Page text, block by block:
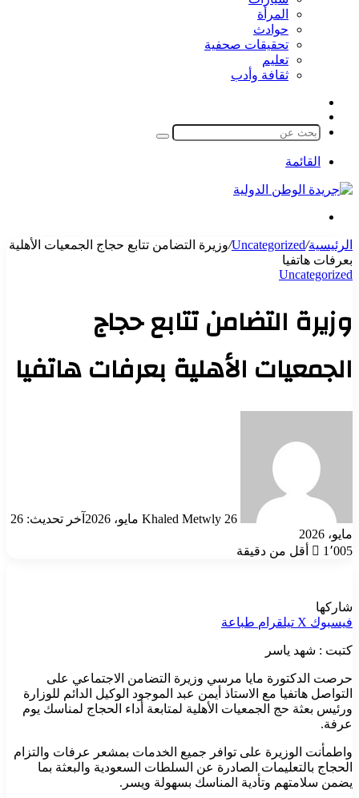
المرأة
حوادث
تحقيقات صحفية
تعليم
ثقافة وأدب
المظلم
بحث
القائمة
الرئيسية/
Uncategorized
/وزيرة التضامن تتابع حجاج الجمعيات الأهلية
بعرفات هاتفيا
Uncategorized
وزيرة التضامن تتابع حجاج
الجمعيات الأهلية بعرفات هاتفيا
Khaled Metwly 26 مايو، 2026
آخر تحديث: 26
مايو، 2026
1٬005
أقل من دقيقة
شاركها
فيسبوك ‫X تيلقرام طباعة
كتبت : شهد ياسر
حرصت الدكتورة مايا مرسي وزيرة التضامن الاجتماعي على
التواصل هاتفيا مع الاستاذ أيمن عبد الموجود الوكيل الدائم للوزارة
ورئيس بعثة حج الجمعيات الأهلية لمتابعة أداء الحجاج لمناسك يوم
عرفة.
واطمأنت الوزيرة على توافر جميع الخدمات بمشعر عرفات والتزام
الحجاج بالتعليمات الصادرة عن السلطات السعودية والبعثة بما
يضمن سلامتهم وتأدية المناسك بسهولة ويسر.